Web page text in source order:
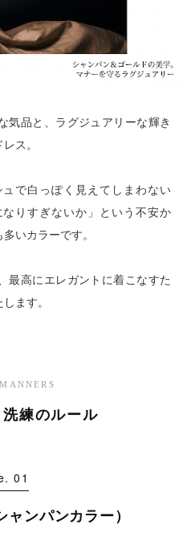
気品と、ラグジュアリーな輝き
ス。
で白っぽく見えてしまわない
りすぎないか」という不安か
いカラーです。
最高にエレガントに着こなすた
ます。
練のルール
01
ンパンカラー）